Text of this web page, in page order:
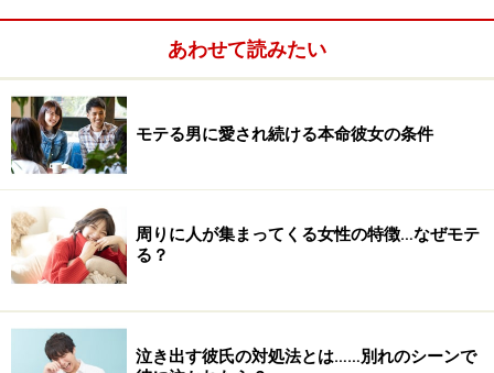
えることなく誘いましょう。
★彼の好きな餌（食べ物）さえリサーチすれば会話も弾
むし、誘いやすい雰囲気になります。肩肘張らずに好き
なものを食べることで二人の距離は縮まること、間違い
なし！
囲気を作って心の距離を縮めるには？
あわせて読みたい
モテる男に愛され続ける本命彼女の条件
周りに人が集まってくる女性の特徴…なぜモテ
る？
泣き出す彼氏の対処法とは……別れのシーンで